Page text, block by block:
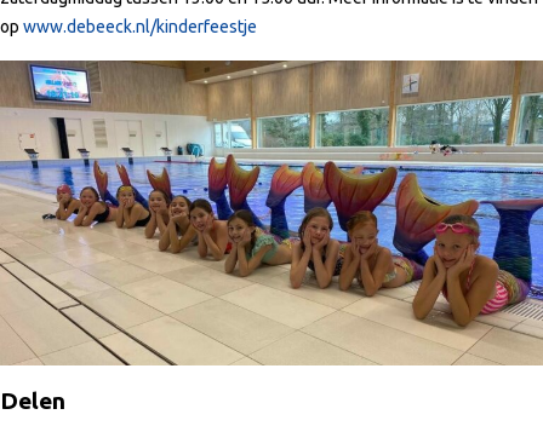
op www.debeeck.nl/kinderfeestje
Delen